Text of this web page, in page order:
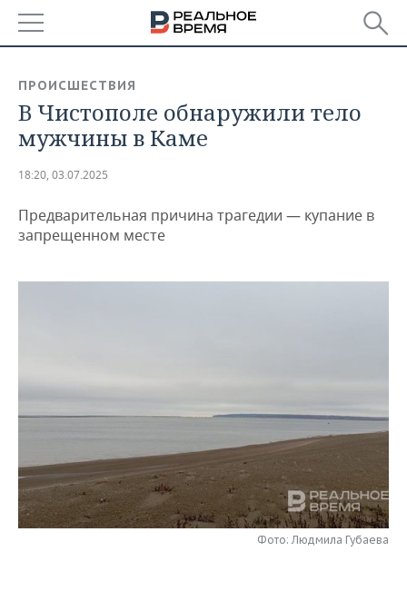
БАШКОРТОСТАН
ТАТАРСТАН
НОВОСТИ
АНАЛИТИКА
ДЕКЛАРАЦИИ О ДОХОДАХ
ТАТАРСТАНА
НОВОСТИ ЭКОНОМИКИ
ПРОМЫШЛЕННОСТЬ
ПРОМЫШЛЕННОСТИ
НЕФТЕХИМИЯ
ОПК
ТРАНСПОРТ
УСЛУГИ
IT
МЕДИА
НОВОСТИ МЕРОПРИЯТИЙ
ВЫЕЗДНАЯ РЕДАКЦИЯ
СПОРТ
НОВОСТИ СПОРТА
ОБЩЕСТВО
ПРОИСШЕСТВИЯ
В Чистополе обнаружили тело
мужчины в Каме
18:20, 03.07.2025
Предварительная причина трагедии — купание в
запрещенном месте
Фото: Людмила Губаева